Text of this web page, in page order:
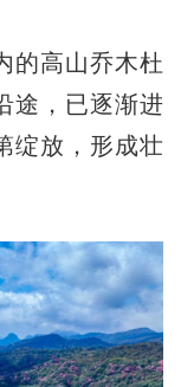
高山乔木杜
途，已逐渐进
绽放，形成壮